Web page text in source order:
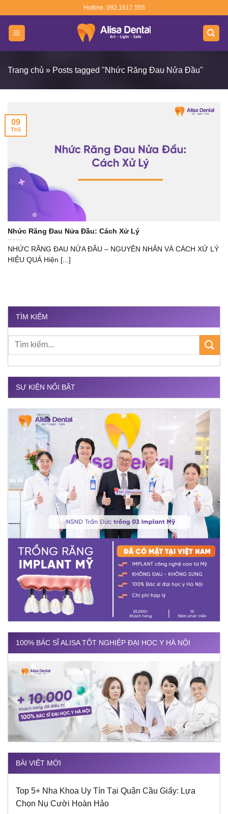
content
Hotline: 092.1617.555
Trang chủ » Posts tagged "Nhức Răng Đau Nửa Đầu"
Nhức Răng Đau Nửa Đầu: Cách Xử Lý
NHỨC RĂNG ĐAU NỬA ĐẦU – NGUYÊN NHÂN VÀ CÁCH XỬ LÝ
HIỆU QUẢ Hiện [...]
09
Th5
TÌM KIẾM
SỰ KIỆN NỔI BẬT
100% BÁC SĨ ALISA TỐT NGHIỆP ĐẠI HỌC Y HÀ NỘI
BÀI VIẾT MỚI
Top 5+ Nha Khoa Uy Tín Tại Quận Cầu Giấy: Lựa
Chọn Nụ Cười Hoàn Hảo